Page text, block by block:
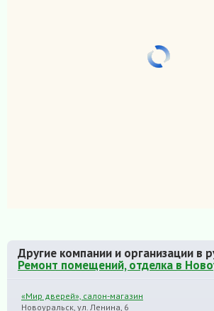
Другие компании и организации в
Ремонт помещений, отделка в
«Мир дверей», салон-магазин
Новоуральск, ул. Ленина, 6